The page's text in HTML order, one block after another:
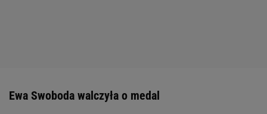
Ewa Swoboda walczyła o medal